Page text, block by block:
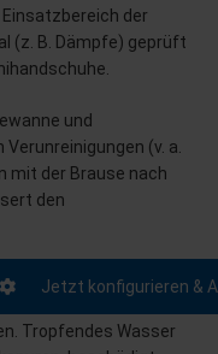
der
(z. B. Dämpfe) geprüft
und
(v. a.
mit der Brause nach
den
durch Kratzer und
Apparate und
Tropfendes Wasser
Jetzt konfigurieren &